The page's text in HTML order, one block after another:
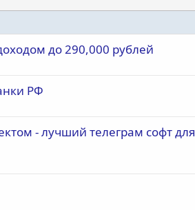
до 290,000 рублей
РФ
- лучший телеграм софт